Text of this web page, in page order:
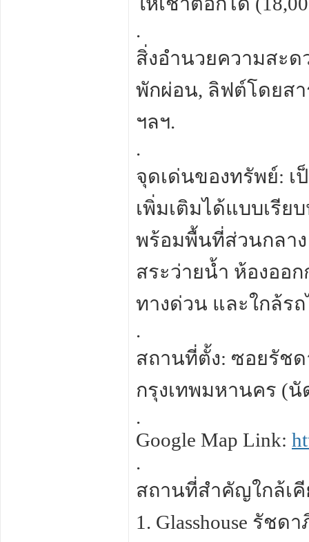
.
สิ่งอำนวยความสะด
พักผ่อน, ลิฟต์โดยสา
ฯลฯ.
.
จุดเด่นของทรัพย์:
เพิ่มเติมได้แบบเรีย
พร้อมพื้นที่ส่วนกลา
สระว่ายน้ำ ห้องออ
ทางด่วน และใกล้ร
.
สถานที่ตั้ง: ซอยรัช
กรุงเทพมหานคร (
.
Google Map Link:
.
สถานที่สำคัญใกล้เคี
1. Glasshouse รัชด